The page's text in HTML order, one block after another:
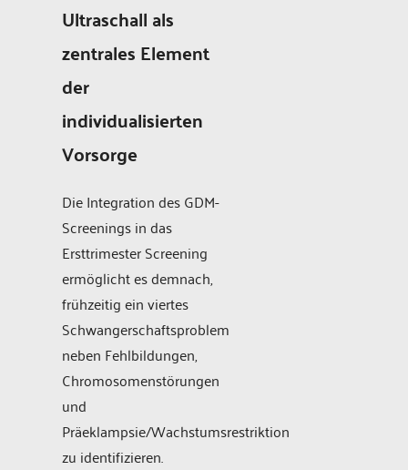
Ultraschall als
zentrales Element
der
individualisierten
Vorsorge
Die Integration des GDM-
Screenings in das
Ersttrimester Screening
ermöglicht es demnach,
frühzeitig ein viertes
Schwangerschaftsproblem
neben Fehlbildungen,
Chromosomenstörungen
und
Präeklampsie/Wachstumsrestriktion
zu identifizieren.